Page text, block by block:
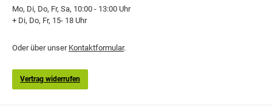
Mo, Di, Do, Fr, Sa, 10:00 - 13:00 Uhr
+ Di, Do, Fr, 15- 18 Uhr
Oder über unser Kontaktformular.
Vertrag widerrufen